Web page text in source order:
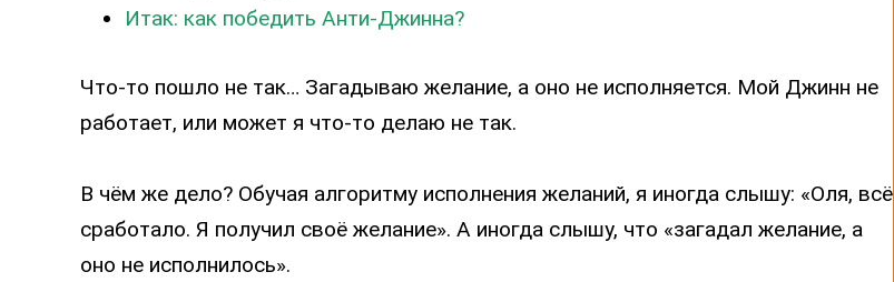
Итак: как победить Анти-Джинна?
Что-то пошло не так… Загадываю желание, а оно не исполняется. Мой Джинн не
работает, или может я что-то делаю не так.
В чём же дело? Обучая алгоритму исполнения желаний, я иногда слышу: «Оля, всё
сработало. Я получил своё желание». А иногда слышу, что «загадал желание, а
оно не исполнилось».